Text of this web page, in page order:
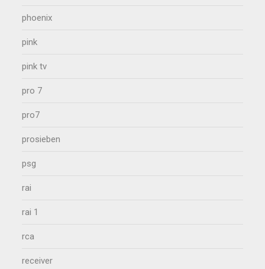
phoenix
pink
pink tv
pro 7
pro7
prosieben
psg
rai
rai 1
rca
receiver